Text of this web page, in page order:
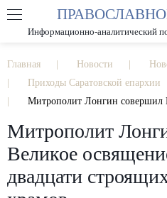
РАЗМЕР
Информационно-аналитический
Главная Новости
Приходы Саратовской епархии
Митрополит Лонгин совершил Великое освящение
Митрополит
Великое
двадцати